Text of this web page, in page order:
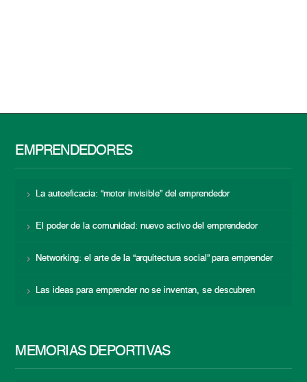
EMPRENDEDORES
La autoeficacia: “motor invisible” del emprendedor
El poder de la comunidad: nuevo activo del emprendedor
Networking: el arte de la “arquitectura social” para emprender
Las ideas para emprender no se inventan, se descubren
MEMORIAS DEPORTIVAS